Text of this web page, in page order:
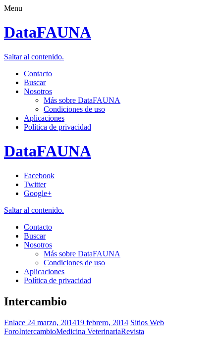
Menu
DataFAUNA
Saltar al contenido.
Contacto
Buscar
Nosotros
Más sobre DataFAUNA
Condiciones de uso
Aplicaciones
Política de privacidad
DataFAUNA
Facebook
Twitter
Google+
Saltar al contenido.
Contacto
Buscar
Nosotros
Más sobre DataFAUNA
Condiciones de uso
Aplicaciones
Política de privacidad
Intercambio
Enlace 24 marzo, 201419 febrero, 2014 Sitios Web
ForoIntercambioMedicina VeterinariaRevista